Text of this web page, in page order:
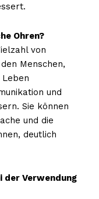
Ohren?
von
Menschen,
und
Sie können
und die
deutlich
der Verwendung